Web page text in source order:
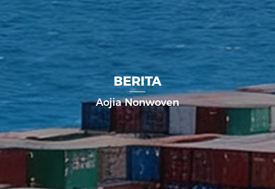
BERITA
Aojia Nonwoven